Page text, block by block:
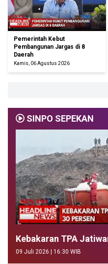
Pemerintah Kebut
Pembangunan Jargas di 8
Daerah
Kamis, 06 Agustus 2026
SINPO SEPEKAN
Kebakaran TPA
09 Juli 2026 | 16:30 WIB